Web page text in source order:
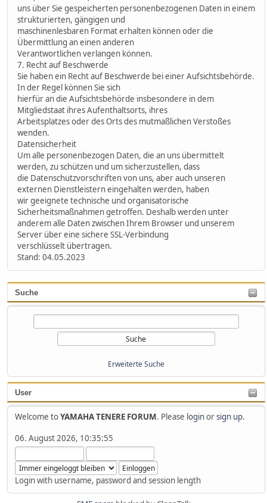
Suche
Erweiterte Suche
User
Welcome toYAMAHA TENERE FORUM. Please loginorsign up.
06. August 2026, 10:35:55
Login with username, password and session length
uns über Sie gespeicherten personenbezogenen Daten in einem
strukturierten, gängigen und
maschinenlesbaren Format erhalten können oder die
Übermittlung an einen anderen
Verantwortlichen verlangen können.
7. Recht auf Beschwerde
Sie haben ein Recht auf Beschwerde bei einer Aufsichtsbehörde.
In der Regel können Sie sich
hierfür an die Aufsichtsbehörde insbesondere in dem
Mitgliedstaat ihres Aufenthaltsorts, ihres
Arbeitsplatzes oder des Orts des mutmaßlichen Verstoßes
wenden.
Datensicherheit
Um alle personenbezogen Daten, die an uns übermittelt
werden, zu schützen und um sicherzustellen, dass
die Datenschutzvorschriften von uns, aber auch unseren
externen Dienstleistern eingehalten werden, haben
wir geeignete technische und organisatorische
Sicherheitsmaßnahmen getroffen. Deshalb werden unter
anderem alle Daten zwischen Ihrem Browser und unserem
Server über eine sichere SSL-Verbindung
verschlüsselt übertragen.
Stand: 04.05.2023